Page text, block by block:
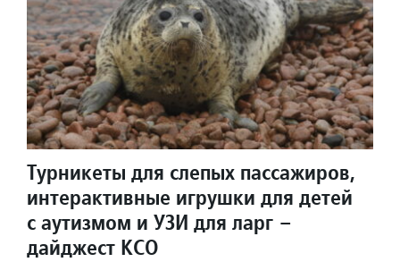
Турникеты для слепых пассажиров,
интерактивные игрушки для детей
с аутизмом и УЗИ для ларг –
дайджест КСО